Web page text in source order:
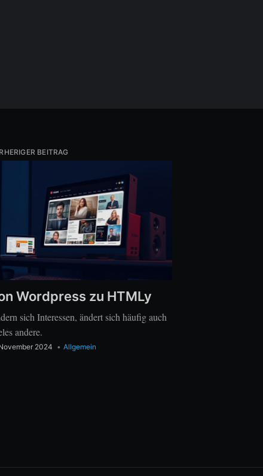
BEITRAG
Wordpress zu HTMLy
sich Interessen, ändert sich häufig auch
andere.
2024 • Allgemein